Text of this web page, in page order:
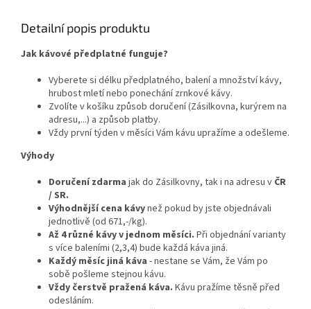
Detailní popis produktu
Jak kávové předplatné funguje?
Vyberete si délku předplatného, balení a množství kávy,
hrubost mletí nebo ponechání zrnkové kávy.
Zvolíte v košíku způsob doručení (Zásilkovna, kurýrem na
adresu,...) a způsob platby.
Vždy první týden v měsíci Vám kávu upražíme a odešleme.
Výhody
Doručení zdarma jak do Zásilkovny, tak i na adresu v ČR
/ SR.
Výhodnější cena kávynež pokud by jste objednávali
jednotlivě (od 671,-/kg).
Až 4 různé kávy v jednom měsíci. Při objednání varianty
s více baleními (2,3,4) bude každá káva jiná.
Každý měsíc jiná káva - nestane se Vám, že Vám po
sobě pošleme stejnou kávu.
Vždy čerstvě pražená káva. Kávu pražíme těsně před
odesláním.